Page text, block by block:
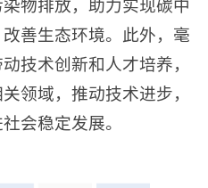
物排放，助力实现碳中
善生态环境。此外，毫
技术创新和人才培养，
领域，推动技术进步，
会稳定发展。